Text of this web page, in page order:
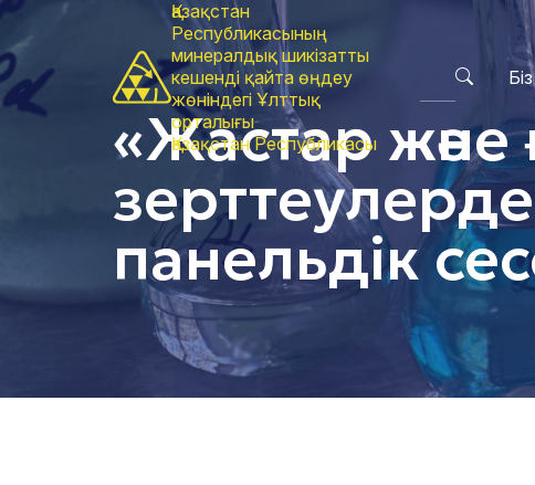
Қазақстан
Республикасының
минералдық шикізатты
кешенді қайта өңдеу
жөніндегі Ұлттық
орталығы
Қазақстан Республикасы
«Жастар
панельдік